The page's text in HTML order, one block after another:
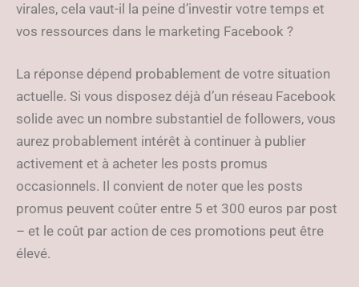
virales, cela vaut-il la peine d’investir votre temps et
vos ressources dans le marketing Facebook ?
La réponse dépend probablement de votre situation
actuelle. Si vous disposez déjà d’un réseau Facebook
solide avec un nombre substantiel de followers, vous
aurez probablement intérêt à continuer à publier
activement et à acheter les posts promus
occasionnels. Il convient de noter que les posts
promus peuvent coûter entre 5 et 300 euros par post
– et le coût par action de ces promotions peut être
élevé.